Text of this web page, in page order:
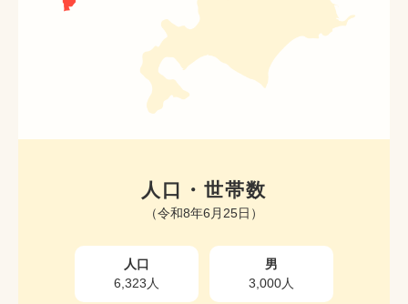
人口・世帯数
（令和8年6月25日）
人口
6,323人
男
3,000人